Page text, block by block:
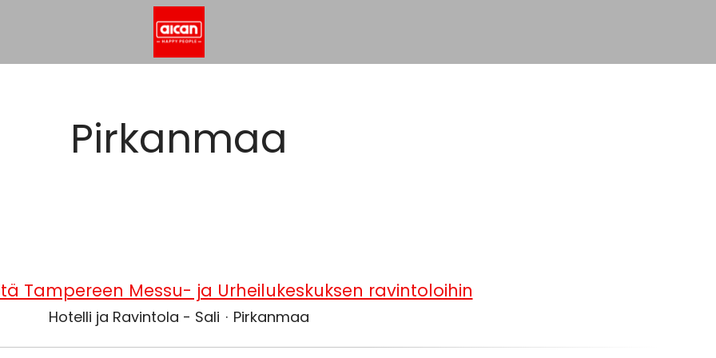
Pirkanmaa
Tampereen Messu- ja Urheilukeskuksen ravintoloihin
Hotelli ja Ravintola - Sali · Pirkanmaa